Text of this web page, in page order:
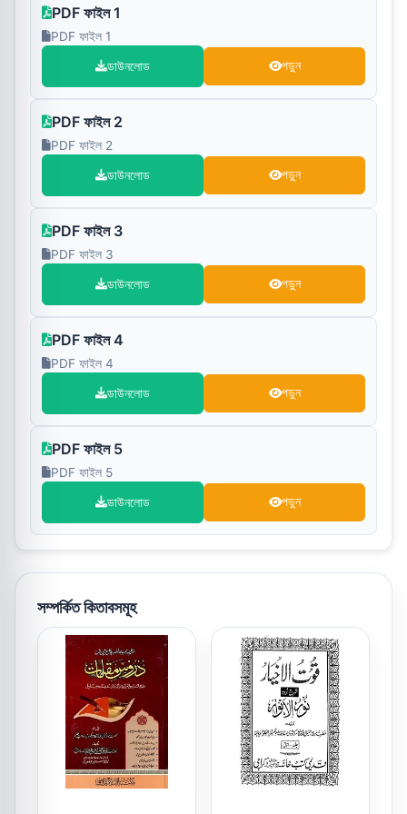
PDF ফাইল 1
PDF ফাইল 1
ডাউনলোড পড়ুন
PDF ফাইল 2
PDF ফাইল 2
ডাউনলোড পড়ুন
PDF ফাইল 3
PDF ফাইল 3
ডাউনলোড পড়ুন
PDF ফাইল 4
PDF ফাইল 4
ডাউনলোড পড়ুন
PDF ফাইল 5
PDF ফাইল 5
ডাউনলোড পড়ুন
সম্পর্কিত কিতাবসমূহ